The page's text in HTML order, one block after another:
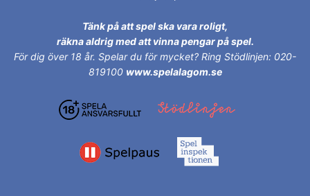
Tänk på att spel ska vara roligt,
räkna aldrig med att vinna pengar på spel.
För dig över 18 år. Spelar du för mycket? Ring Stödlinjen: 020-
819100 www.spelalagom.se